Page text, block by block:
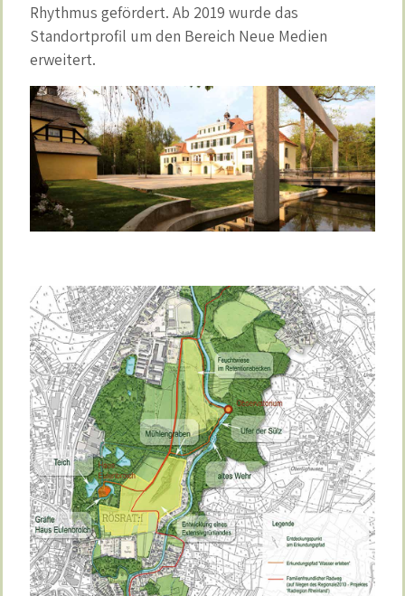
Rhythmus gefördert. Ab 2019 wurde das
Standortprofil um den Bereich Neue Medien
erweitert.